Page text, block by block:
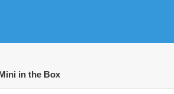
in the Box